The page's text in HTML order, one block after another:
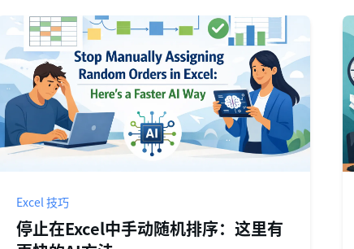
Excel 技巧
停止在Excel中手动随机排序：这里有